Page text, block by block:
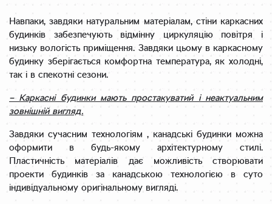
Навпаки, завдяки натуральним матеріалам, стіни каркасних
будинків забезпечують відмінну циркуляцію повітря і
низьку вологість приміщення. Завдяки цьому в каркасному
будинку зберігається комфортна температура, як холодні,
так і в спекотні сезони.
– Каркасні будинки мають простакуватий і неактуальним
зовнішній вигляд.
Завдяки сучасним технологіям , канадські будинки можна
оформити в будь-якому архітектурному стилі.
Пластичність матеріалів дає можливість створювати
проекти будинків за канадською технологією в суто
індивідуальному оригінальному вигляді.